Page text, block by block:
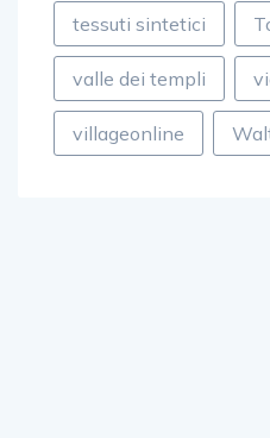
tessuti sintetici
valle dei templi
villageonline